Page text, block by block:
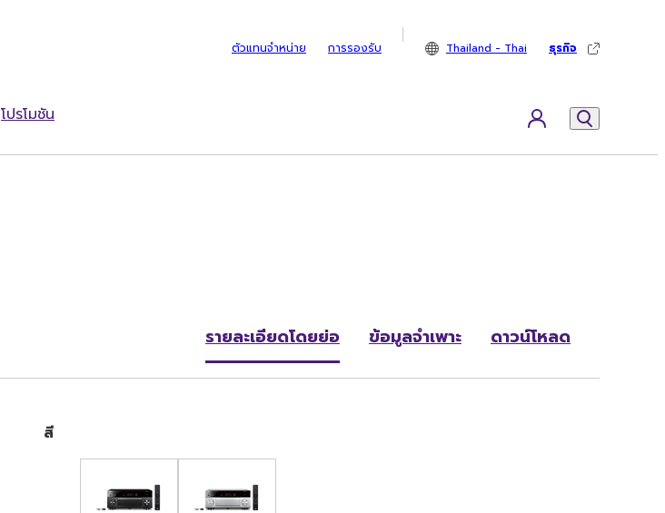
โปรโมชัน
ตัวแทนจำหน่าย การรองรับ Thailand - Thai ธุรกิจ
รายละเอียดโดยย่อ ข้อมูลจำเพาะ ดาวน์โหลด
สี